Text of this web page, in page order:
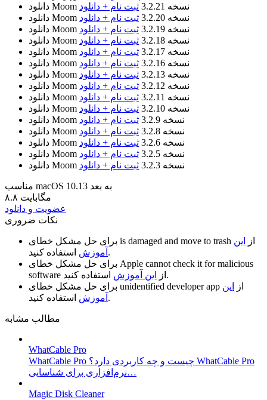
دانلود Moom
نسخه 3.2.21
ثبت نام + دانلود
دانلود Moom
نسخه 3.2.20
ثبت نام + دانلود
دانلود Moom
نسخه 3.2.19
ثبت نام + دانلود
دانلود Moom
نسخه 3.2.18
ثبت نام + دانلود
دانلود Moom
نسخه 3.2.17
ثبت نام + دانلود
دانلود Moom
نسخه 3.2.16
ثبت نام + دانلود
دانلود Moom
نسخه 3.2.13
ثبت نام + دانلود
دانلود Moom
نسخه 3.2.12
ثبت نام + دانلود
دانلود Moom
نسخه 3.2.11
ثبت نام + دانلود
دانلود Moom
نسخه 3.2.10
ثبت نام + دانلود
دانلود Moom
نسخه 3.2.9
ثبت نام + دانلود
دانلود Moom
نسخه 3.2.8
ثبت نام + دانلود
دانلود Moom
نسخه 3.2.6
ثبت نام + دانلود
دانلود Moom
نسخه 3.2.5
ثبت نام + دانلود
دانلود Moom
نسخه 3.2.3 ثبت نام + دانلود
مناسب macOS 10.13 به بعد
۸.۸ مگابایت
عضویت و دانلود
نکات ضروری
is damaged and move to trash از
این
آموزش استفاده کنید.
Apple cannot check it for malicious
software
از این آموزش
استفاده کنید.
unidentified developer app از
این
آموزش استفاده کنید.
مطالب مشابه
WhatCable Pro
WhatCable Pro چیست و چه کاربردی دارد؟ WhatCable Pro
نرم‌افزاری برای شناسایی…
Magic Disk Cleaner